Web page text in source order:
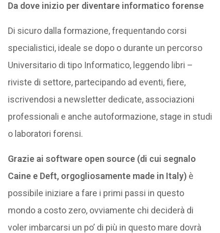
Da dove inizio per diventare informatico forense
Di sicuro dalla formazione, frequentando corsi
specialistici, ideale se dopo o durante un percorso
Universitario di tipo Informatico, leggendo libri –
riviste di settore, partecipando ad eventi, fiere,
iscrivendosi a newsletter dedicate, associazioni
professionali e anche autoformazione, stage in studi
o laboratori forensi.
Grazie ai software open source (di cui segnalo
Caine e Deft, orgogliosamente made in Italy)è
possibile iniziare a fare i primi passi in questo
mondo a costo zero, ovviamente chi deciderà di
voler imbarcarsi un po’ di più in questo mare dovrà